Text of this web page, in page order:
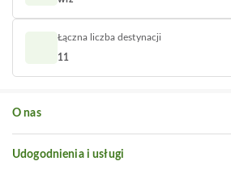
Łączna liczba destynacji
11
O nas
Udogodnienia i usługi